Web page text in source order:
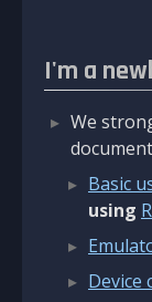
I'm a
We
Basic
using
Device